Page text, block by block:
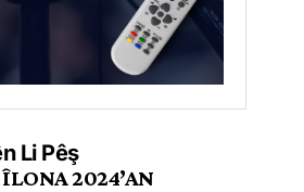
Li Pêş
ÎLONA 2024’AN